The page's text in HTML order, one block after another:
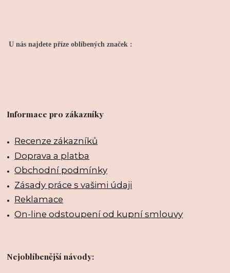
U nás najdete příze oblíbených značek :
Informace pro zákazníky
Recenze zákazníků
Doprava a platba
Obchodní podmínky
Zásady práce s vašimi údaji
Reklamace
On-line odstoupení od kupní smlouvy
Nejoblíbenější návody: